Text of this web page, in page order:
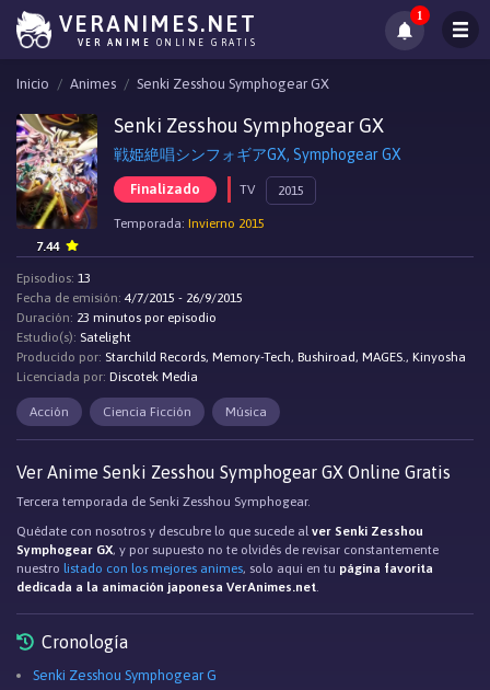
VERANIMES.NET
VER ANIME ONLINE GRATIS
1
Inicio Animes Senki Zesshou Symphogear GX
Senki Zesshou Symphogear GX
戦姫絶唱シンフォギアGX, Symphogear GX
Finalizado TV 2015
Temporada: Invierno 2015
7.44
Episodios: 13
Fecha de emisión: 4/7/2015 - 26/9/2015
Duración: 23 minutos por episodio
Estudio(s): Satelight
Producido por: Starchild Records, Memory-Tech, Bushiroad, MAGES., Kinyosha
Licenciada por: Discotek Media
Acción Ciencia Ficción Música
Ver Anime Senki Zesshou Symphogear GX Online Gratis
Tercera temporada de Senki Zesshou Symphogear.
Quédate con nosotros y descubre lo que sucede alver Senki Zesshou
Symphogear GX, y por supuesto no te olvidés de revisar constantemente
nuestro listado con los mejores animes, solo aqui en tu página favorita
dedicada a la animación japonesa VerAnimes.net.
Cronología
Senki Zesshou Symphogear G